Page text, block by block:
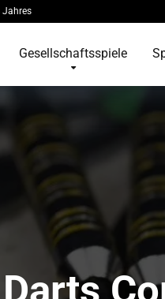
Jahres
Gesellschaftsspiele